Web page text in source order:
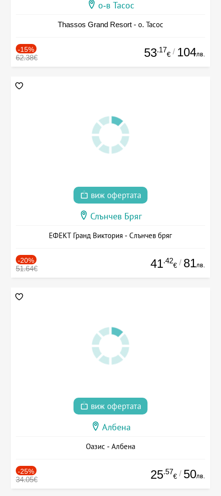
о-в Тасос
Thassos Grand Resort - о. Тасос
-15%
62.38€ 53.17
€ / 104лв.
виж офертата
Слънчев Бряг
ЕФЕКТ Гранд Виктория - Слънчев бряг
-20%
51.64€ 41.42
€ / 81лв.
виж офертата
Албена
Оазис - Албена
-25%
34.05€ 25.57
€ / 50лв.